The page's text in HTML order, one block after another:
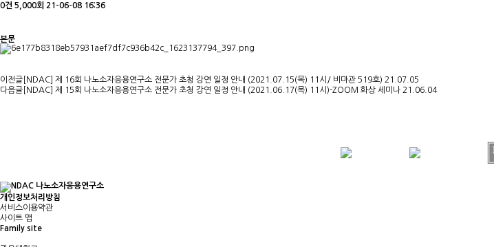
0건 5,000회 21-06-08 16:36
본문
이전글 [NDAC] 제 16회 나노소자응용연구소 전문가 초청 강연 일정 안내 (2021.07.15(목) 11시/ 비마관 519호) 21.07.05
다음글 [NDAC] 제 15회 나노소자응용연구소 전문가 초청 강연 일정 안내 (2021.06.17(목) 11시)-ZOOM 화상 세미나 21.06.04
개인정보처리방침
서비스이용약관
사이트 맵
Family site